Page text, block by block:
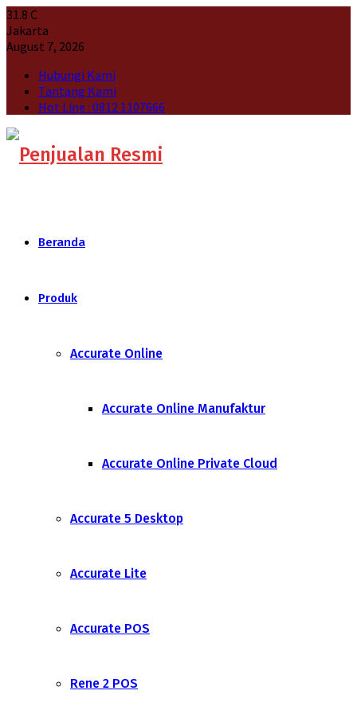
31.8 C
Jakarta
August 7, 2026
Hubungi Kami
Tantang Kami
Hot Line : 0812 1107666
Beranda
Produk
Accurate Online
Accurate Online Manufaktur
Accurate Online Private Cloud
Accurate 5 Desktop
Accurate Lite
Accurate POS
Rene 2 POS